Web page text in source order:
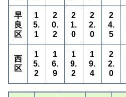
早
良
区
1
5.
1
2
0.
2
2
1.
0
2
2.
0
2
4.
5
西
区
1
5.
2
1
6.
9
1
9.
2
1
9.
4
2
2.
0